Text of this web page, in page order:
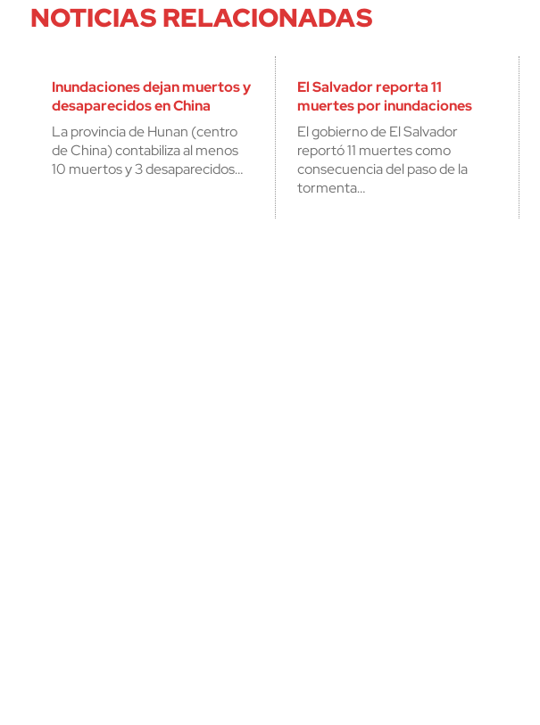
NOTICIAS RELACIONADAS
Inundaciones dejan muertos y
desaparecidos en China
La provincia de Hunan (centro
de China) contabiliza al menos
10 muertos y 3 desaparecidos…
El Salvador reporta 11
muertes por inundaciones
El gobierno de El Salvador
reportó 11 muertes como
consecuencia del paso de la
tormenta…